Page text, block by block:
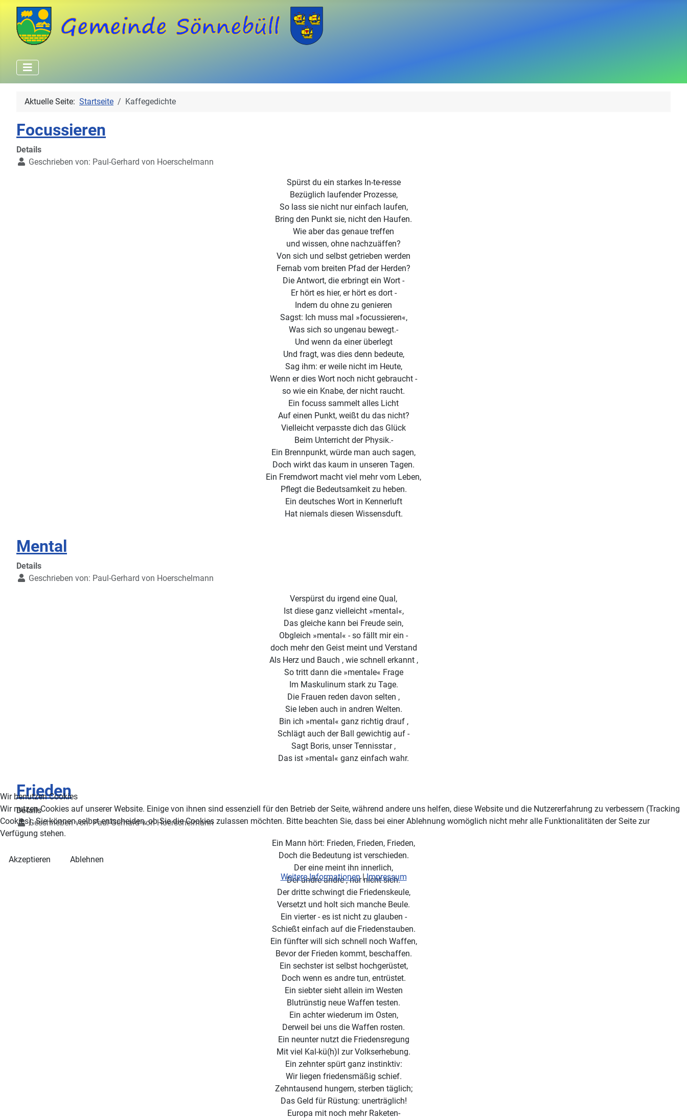
Aktuelle Seite: Startseite Kaffegedichte
Focussieren
Details
Geschrieben von: Paul-Gerhard von Hoerschelmann
Spürst du ein starkes In-te-resse
Bezüglich laufender Prozesse,
So lass sie nicht nur einfach laufen,
Bring den Punkt sie, nicht den Haufen.
Wie aber das genaue treffen
und wissen, ohne nachzuäffen?
Von sich und selbst getrieben werden
Fernab vom breiten Pfad der Herden?
Die Antwort, die erbringt ein Wort -
Er hört es hier, er hört es dort -
Indem du ohne zu genieren
Sagst: Ich muss mal »focussieren«,
Was sich so ungenau bewegt.-
Und wenn da einer überlegt
Und fragt, was dies denn bedeute,
Sag ihm: er weile nicht im Heute,
Wenn er dies Wort noch nicht gebraucht -
so wie ein Knabe, der nicht raucht.
Ein focuss sammelt alles Licht
Auf einen Punkt, weißt du das nicht?
Vielleicht verpasste dich das Glück
Beim Unterricht der Physik.-
Ein Brennpunkt, würde man auch sagen,
Doch wirkt das kaum in unseren Tagen.
Ein Fremdwort macht viel mehr vom Leben,
Pflegt die Bedeutsamkeit zu heben.
Ein deutsches Wort in Kennerluft
Hat niemals diesen Wissensduft.
Mental
Details
Geschrieben von: Paul-Gerhard von Hoerschelmann
Verspürst du irgend eine Qual,
Ist diese ganz vielleicht »mental«,
Das gleiche kann bei Freude sein,
Obgleich »mental« - so fällt mir ein -
doch mehr den Geist meint und Verstand
Als Herz und Bauch , wie schnell erkannt ,
So tritt dann die »mentale« Frage
Im Maskulinum stark zu Tage.
Die Frauen reden davon selten ,
Sie leben auch in andren Welten.
Bin ich »mental« ganz richtig drauf ,
Schlägt auch der Ball gewichtig auf -
Sagt Boris, unser Tennisstar ,
Das ist »mental« ganz einfach wahr.
Frieden
Details
Geschrieben von:Paul-Gerhard von Hoerschelmann
Ein Mann hört: Frieden, Frieden, Frieden,
Doch die Bedeutung ist verschieden.
Der eine meint ihn innerlich,
Der andre andre , nur nicht sich.
Der dritte schwingt die Friedenskeule,
Versetzt und holt sich manche Beule.
Ein vierter - es ist nicht zu glauben -
Schießt einfach auf die Friedenstauben.
Ein fünfter will sich schnell noch Waffen,
Bevor der Frieden kommt, beschaffen.
Ein sechster ist selbst hochgerüstet,
Doch wenn es andre tun, entrüstet.
Ein siebter sieht allein im Westen
Blutrünstig neue Waffen testen.
Ein achter wiederum im Osten,
Derweil bei uns die Waffen rosten.
Ein neunter nutzt die Friedensregung
Mit viel Kal-kü(h)l zur Volkserhebung.
Ein zehnter spürt ganz instinktiv:
Wir liegen friedensmäßig schief.
Zehntausend hungern, sterben täglich;
Das Geld für Rüstung: unerträglich!
Europa mit noch mehr Raketen-
Wir benutzen Cookies
Wir nutzen Cookies auf unserer Website. Einige von ihnen sind essenziell für den Betrieb der Seite, während andere uns helfen, diese Website und die Nutzererfahrung zu verbessern (Tracking
Cookies). Sie können selbst entscheiden, ob Sie die Cookies zulassen möchten. Bitte beachten Sie, dass bei einer Ablehnung womöglich nicht mehr alle Funktionalitäten der Seite zur
Verfügung stehen.
Akzeptieren
Ablehnen
Weitere Informationen|Impressum